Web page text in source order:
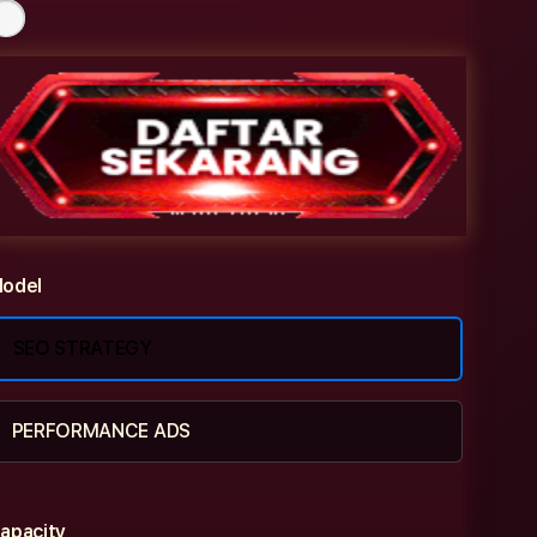
SEO STRATEGY
PERFORMANCE ADS